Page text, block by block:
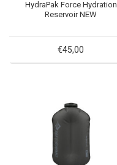
HydraPak Force Hydration
Reservoir NEW
€45,00